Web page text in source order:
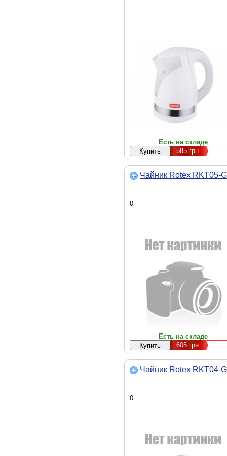
Есть на складе
585грн
Чайник Rotex RKT05-G
0
Есть на складе
605грн
Чайник Rotex RKT04-G
0